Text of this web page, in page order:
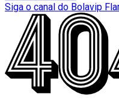
Siga o canal do Bolavip